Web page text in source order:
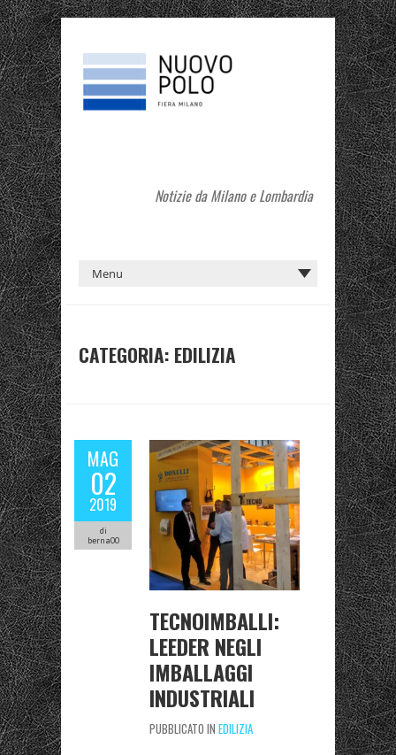
Notizie da Milano e Lombardia
CATEGORIA: EDILIZIA
MAG
02
2019
di
berna00
TECNOIMBALLI:
LEEDER NEGLI
IMBALLAGGI
INDUSTRIALI
PUBBLICATO IN EDILIZIA